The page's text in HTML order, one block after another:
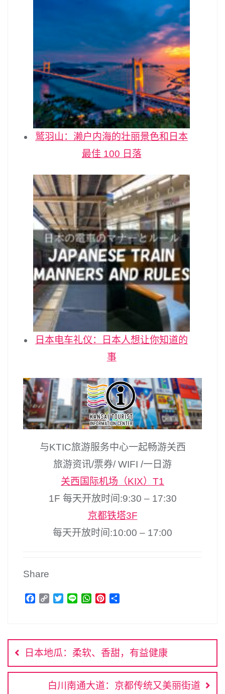
鹫羽山：濑户内海的壮丽景色和日本
最佳 100 日落
日本电车礼仪：日本人想让你知道的
事
与KTIC旅游服务中心一起畅游关西
旅游资讯/票券/ WIFI /一日游
关西国际机场（KIX）T1
1F 每天开放时间:9:30 – 17:30
京都铁塔3F
每天开放时间:10:00 – 17:00
Share
b
o
o
k
C
L
i
n
k
t
e
r
W
s
p
p
e
r
e
s
文
章
导
日本地瓜：柔软、香甜，有益健康
白川南通大道：京都传统又美丽街道